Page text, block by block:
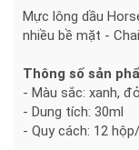
Mực lông dầu
nhiều bề mặt -
Thông số sản
- Màu sắc: xanh,
- Dung tích: 30ml
- Quy cách: 12